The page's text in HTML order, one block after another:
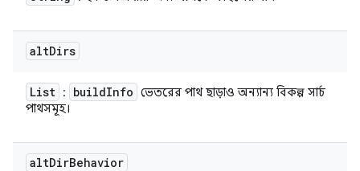
altDirs
List : buildInfo ভেতরের পাথ ছাড়াও অন্যান্য বিকল্প সার্চ
পাথসমূহ।
altDirBehavior